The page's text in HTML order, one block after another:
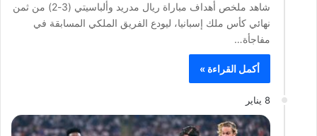
شاهد ملخص أهداف مباراة ريال مدريد وألباسيتي (3-2) من ثمن
نهائي كأس ملك إسبانيا، ليودع الفريق الملكي المسابقة في
مفاجأة…
أكمل القراءة »
8 يناير